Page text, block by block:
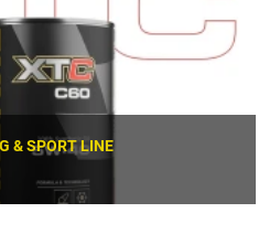
& SPORT LINE